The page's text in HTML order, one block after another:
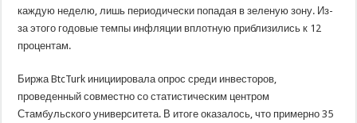
каждую неделю, лишь периодически попадая в зеленую зону. Из-
за этого годовые темпы инфляции вплотную приблизились к 12
процентам.
Биржа BtcTurk инициировала опрос среди инвесторов,
проведенный совместно со статистическим центром
Стамбульского университета. В итоге оказалось, что примерно 35